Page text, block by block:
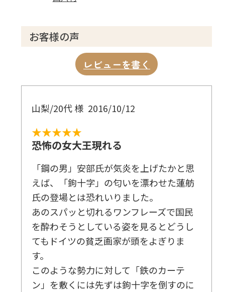
お客様の声
レビューを書く
山梨/20代 様 2016/10/12
★★★★★
恐怖の女大王現れる
「鋼の男」安部氏が気炎を上げたかと思
えば、「鉤十字」の匂いを漂わせた蓮舫
氏の登場とは恐れいりました。
あのスパッと切れるワンフレーズで国民
を酔わそうとしている姿を見るとどうし
てもドイツの貧乏画家が頭をよぎりま
す。
このような勢力に対して「鉄のカーテ
ン」を敷くには先ずは鉤十字を倒すのに